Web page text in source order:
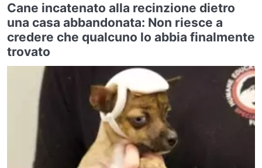
Cane incatenato alla recinzione dietro
una casa abbandonata: Non riesce a
credere che qualcuno lo abbia finalmente
trovato